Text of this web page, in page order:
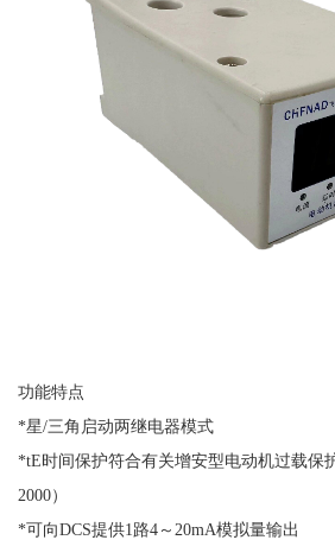
功能特点
*星/三角启动两继电器模式
*tE时间保护符合有关增安型电动机过载保
2000）
*可向DCS提供1路4～20mA模拟量输出